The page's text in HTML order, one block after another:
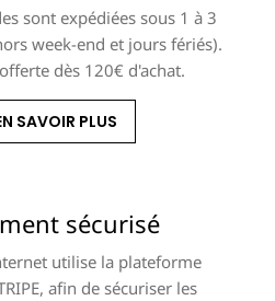
sont expédiées sous 1 à 3
week-end et jours fériés).
dès 120€ d'achat.
SAVOIR PLUS
sécurisé
utilise la plateforme
afin de sécuriser les